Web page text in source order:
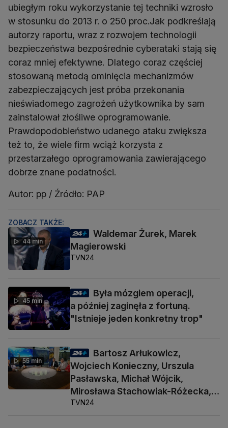
ubiegłym roku wykorzystanie tej techniki wzrosło
w stosunku do 2013 r. o 250 proc.Jak podkreślają
autorzy raportu, wraz z rozwojem technologii
bezpieczeństwa bezpośrednie cyberataki stają się
coraz mniej efektywne. Dlatego coraz częściej
stosowaną metodą ominięcia mechanizmów
zabezpieczających jest próba przekonania
nieświadomego zagrożeń użytkownika by sam
zainstalował złośliwe oprogramowanie.
Prawdopodobieństwo udanego ataku zwiększa
też to, że wiele firm wciąż korzysta z
przestarzałego oprogramowania zawierającego
dobrze znane podatności.
Autor: pp / Źródło: PAP
ZOBACZ TAKŻE:
44 min
Waldemar Żurek, Marek
Magierowski
TVN24
45 min
Była mózgiem operacji,
a później zaginęła z fortuną.
"Istnieje jeden konkretny trop"
55 min
Bartosz Arłukowicz,
Wojciech Konieczny, Urszula
Pasławska, Michał Wójcik,
Mirosława Stachowiak-Różecka,
Barbara Socha
TVN24